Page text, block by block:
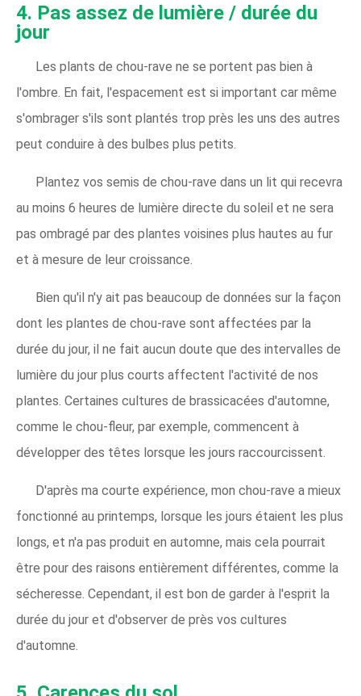
4. Pas assez de lumière / durée du
jour
Les plants de chou-rave ne se portent pas bien à
l'ombre. En fait, l'espacement est si important car même
s'ombrager s'ils sont plantés trop près les uns des autres
peut conduire à des bulbes plus petits.
Plantez vos semis de chou-rave dans un lit qui recevra
au moins 6 heures de lumière directe du soleil et ne sera
pas ombragé par des plantes voisines plus hautes au fur
et à mesure de leur croissance.
Bien qu'il n'y ait pas beaucoup de données sur la façon
dont les plantes de chou-rave sont affectées par la
durée du jour, il ne fait aucun doute que des intervalles de
lumière du jour plus courts affectent l'activité de nos
plantes. Certaines cultures de brassicacées d'automne,
comme le chou-fleur, par exemple, commencent à
développer des têtes lorsque les jours raccourcissent.
D'après ma courte expérience, mon chou-rave a mieux
fonctionné au printemps, lorsque les jours étaient les plus
longs, et n'a pas produit en automne, mais cela pourrait
être pour des raisons entièrement différentes, comme la
sécheresse. Cependant, il est bon de garder à l'esprit la
durée du jour et d'observer de près vos cultures
d'automne.